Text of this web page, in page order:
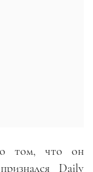
о том, что он
Daily